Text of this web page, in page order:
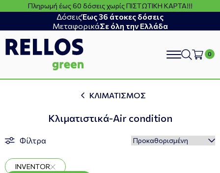
Πληρωμή έως 60 δόσεις χωρίς ΠΙΣΤΩΤΙΚΗ ΚΑΡΤΑ!!!
ΔόσειςΈως 36 άτοκες δόσεις
ΜεταφορικάΣε όλη την Ελλάδα
search
ΚΛΙΜΑΤΙΣΜΟΣ
Κλιματιστικά-Air condition
Φίλτρα
INVENTOR